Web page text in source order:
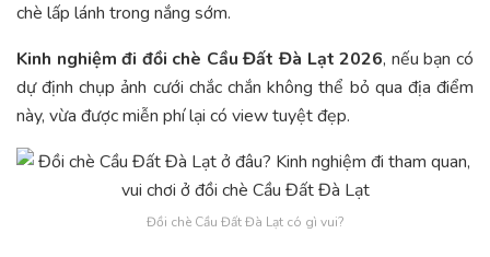
chè lấp lánh trong nắng sớm.
Kinh nghiệm đi đồi chè Cầu Đất Đà Lạt 2026, nếu bạn có
dự định chụp ảnh cưới chắc chắn không thể bỏ qua địa điểm
này, vừa được miễn phí lại có view tuyệt đẹp.
Đồi chè Cầu Đất Đà Lạt có gì vui?